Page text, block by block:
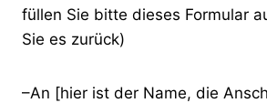
füllen Sie bitte dieses Formular
Sie es zurück)
–An [hier ist der Name, die